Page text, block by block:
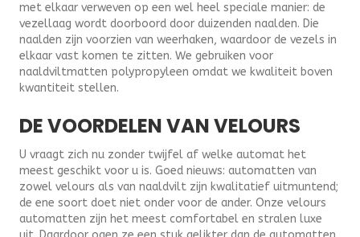
met elkaar verweven op een wel heel speciale manier: de
vezellaag wordt doorboord door duizenden naalden. Die
naalden zijn voorzien van weerhaken, waardoor de vezels in
elkaar vast komen te zitten. We gebruiken voor
naaldviltmatten polypropyleen omdat we kwaliteit boven
kwantiteit stellen.
DE VOORDELEN VAN VELOURS
U vraagt zich nu zonder twijfel af welke automat het
meest geschikt voor u is. Goed nieuws: automatten van
zowel velours als van naaldvilt zijn kwalitatief uitmuntend;
de ene soort doet niet onder voor de ander. Onze velours
automatten zijn het meest comfortabel en stralen luxe